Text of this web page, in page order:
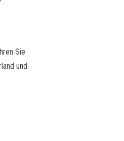
Sie
und